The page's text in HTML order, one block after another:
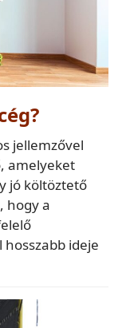
jellemzővel
amelyeket
jó költöztető
hogy a
ideje